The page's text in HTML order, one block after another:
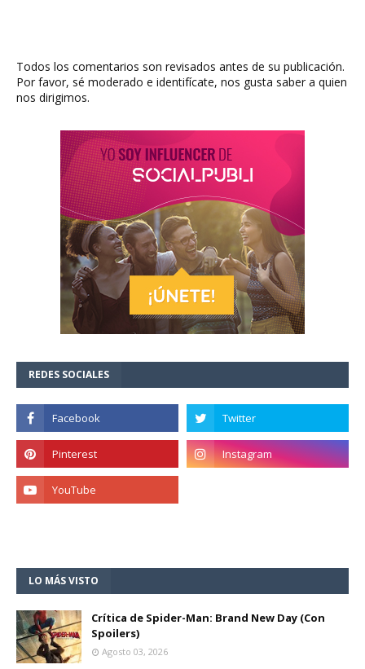
Todos los comentarios son revisados antes de su publicación.
Por favor, sé moderado e identifícate, nos gusta saber a quien
nos dirigimos.
REDES SOCIALES
LO MÁS VISTO
Crítica de Spider-Man: Brand New Day (Con
Spoilers)
Agosto 03, 2026